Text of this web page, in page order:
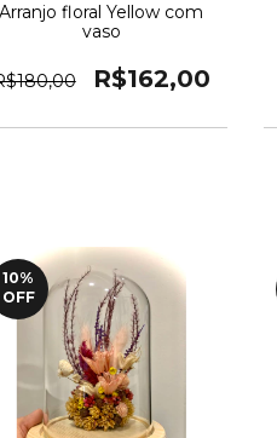
Arranjo floral Yellow com
vaso
R$162,00
10%
OFF